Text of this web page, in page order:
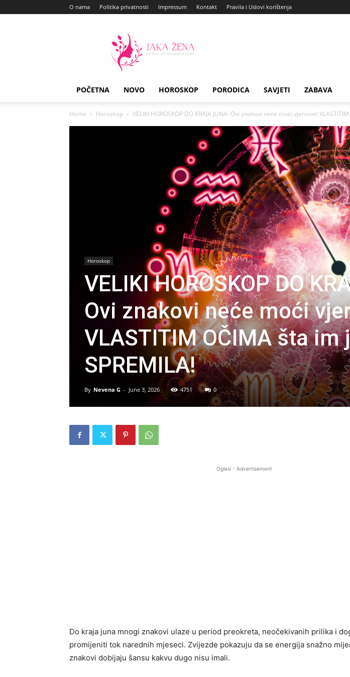
O nama Politika privatnosti Impressum Kontakt Pravila i Uslovi korištenja
Zena
POČETNA NOVO HOROSKOP PORODICA SAVJETI ZABAVA
Home Horoskop VELIKI HOROSKOP DO KRAJA JUNA: Ovi znakovi neće moći vjerovati
Horoskop
VELIKI HOROSKOP DO
Ovi znakovi neće moći
VLASTITIM OČIMA šta im
SPREMILA!
By Nevena G - June 3, 2026 4751 0
Oglasi - Advertisement
Do kraja juna mnogi znakovi ulaze u period preokreta, neočekivanih prilika i
promijeniti tok narednih mjeseci. Zvijezde pokazuju da se energija snažno
znakovi dobijaju šansu kakvu dugo nisu imali.